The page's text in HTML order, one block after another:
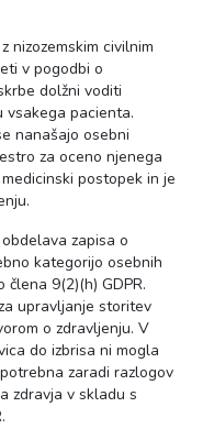
nizozemskim civilnim
v pogodbi o
dolžni voditi
pacienta.
nanašajo osebni
za oceno njenega
postopek in je
zapisa o
kategorijo osebnih
9(2)(h) GDPR.
upravljanje storitev
o zdravljenju. V
do izbrisa ni mogla
zaradi razlogov
zdravja v skladu s